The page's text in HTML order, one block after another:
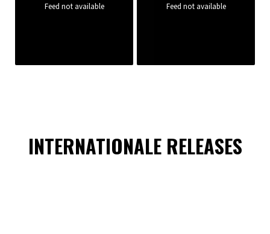
Feed not available Feed not available
INTERNATIONALE RELEASES